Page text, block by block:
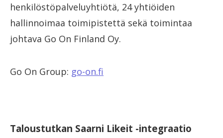
henkilöstöpalveluyhtiötä, 24 yhtiöiden
hallinnoimaa toimipistettä sekä toimintaa
johtava Go On Finland Oy.
Go On Group: go-on.fi
Taloustutkan Saarni Likeit -integraatio